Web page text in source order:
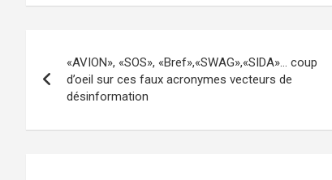
navigation
«AVION», «SOS», «Bref»,«SWAG»,«SIDA»… coup
d’oeil sur ces faux acronymes vecteurs de
désinformation